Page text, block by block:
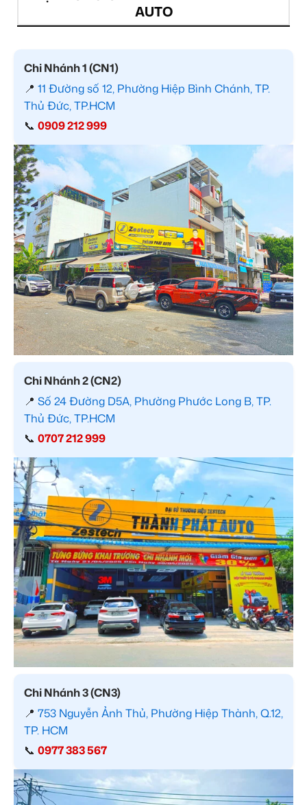
AUTO
Chi Nhánh 1 (CN1)
📍 11 Đường số 12, Phường Hiệp Bình Chánh, TP.
Thủ Đức, TP.HCM
📞 0909 212 999
Chi Nhánh 2 (CN2)
📍 Số 24 Đường D5A, Phường Phước Long B, TP.
Thủ Đức, TP.HCM
📞 0707 212 999
Chi Nhánh 3 (CN3)
📍 753 Nguyễn Ảnh Thủ, Phường Hiệp Thành, Q.12,
TP. HCM
📞 0977 383 567